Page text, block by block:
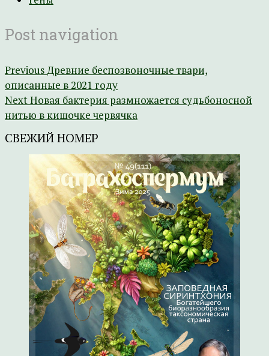
Post navigation
Previous Древние беспозвоночные твари,
описанные в 2021 году
NextНовая бактерия размножается судьбоносной
нитью в кишочке червячка
СВЕЖИЙ НОМЕР